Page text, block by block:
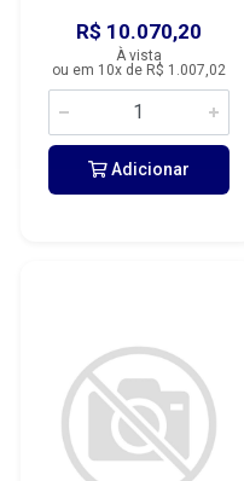
R$ 10.070,20
À vista
ou em 10x de R$ 1.007,02
Adicionar